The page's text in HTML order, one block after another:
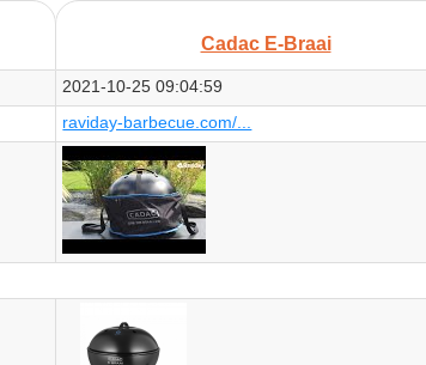
Cadac E-Braai
2021-10-25 09:04:59
raviday-barbecue.com/...